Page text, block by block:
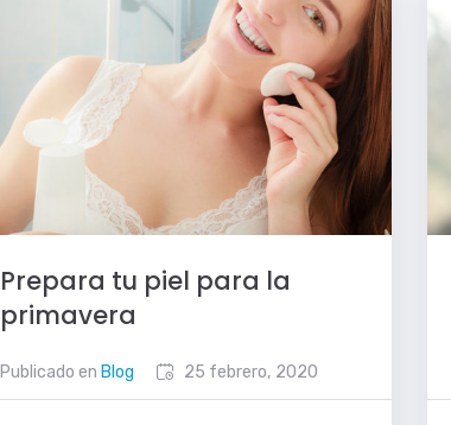
Prepara tu piel para la
primavera
25 febrero, 2020
Publicado en Blog